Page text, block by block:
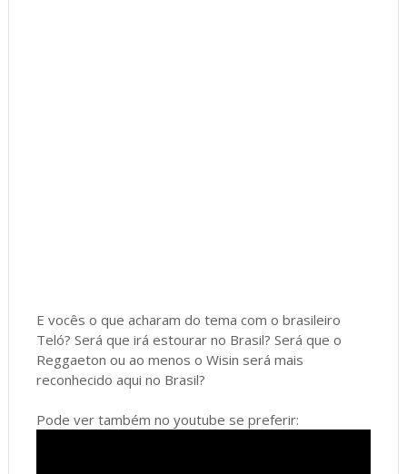
E vocês o que acharam do tema com o brasileiro
Teló? Será que irá estourar no Brasil? Será que o
Reggaeton ou ao menos o Wisin será mais
reconhecido aqui no Brasil?
Pode ver também no youtube se preferir: